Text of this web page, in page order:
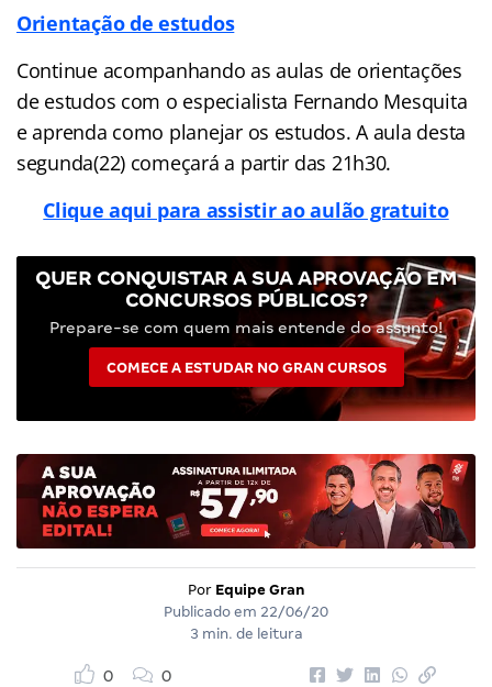
Orientação de estudos
Continue acompanhando as aulas de orientações
de estudos com o especialista Fernando Mesquita
e aprenda como planejar os estudos. A aula desta
segunda(22) começará a partir das 21h30.
Clique aqui para assistir ao aulão gratuito
QUER CONQUISTAR A SUA APROVAÇÃO EM
CONCURSOS PÚBLICOS?
Prepare-se com quem mais entende do assunto!
COMECE A ESTUDAR NO GRAN CURSOS
Por Equipe Gran
Publicado em 22/06/20
3 min. de leitura
0 0